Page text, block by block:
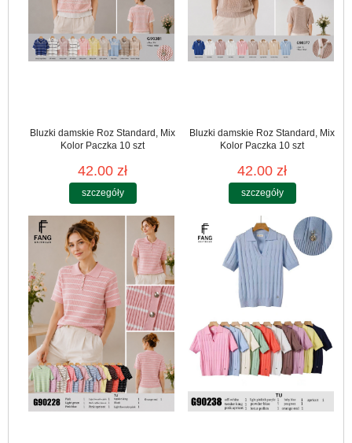
Bluzki damskie Roz Standard, Mix
Kolor Paczka 10 szt
42.00 zł
szczegóły
Bluzki damskie Roz Standard, Mix
Kolor Paczka 10 szt
42.00 zł
szczegóły